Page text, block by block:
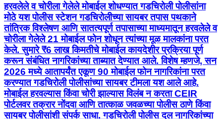
हरवलेले व चोरीला गेलेले मोबाईल शोधण्यात गडचिरोली पोलीसांना
मोठे यश पोलीस स्टेशन गडचिरोलीच्या सायबर तपास पथकाने
तांत्रिक विश्लेषण आणि सातत्यपूर्ण तपासाच्या माध्यमातून हरवलेले व
चोरीला गेलेले 21 मोबाईल फोन शोधून त्यांच्या मूळ मालकांना परत
केले. सुमारे ₹6 लाख किमतीचे मोबाईल कायदेशीर प्रक्रिया पूर्ण
करून संबंधित नागरिकांच्या ताब्यात देण्यात आले. विशेष म्हणजे, सन
2026 मध्ये आतापर्यंत एकूण 90 मोबाईल फोन नागरिकांना परत
करण्यात गडचिरोली पोलीसांच्या सायबर टीमला यश आले आहे.
मोबाईल हरवल्यास किंवा चोरी झाल्यास विलंब न करता CEIR
पोर्टलवर तक्रार नोंदवा आणि तात्काळ जवळच्या पोलीस ठाणे किंवा
सायबर पोलीसांशी संपर्क साधा. गडचिरोली पोलीस दल नागरिकांच्या